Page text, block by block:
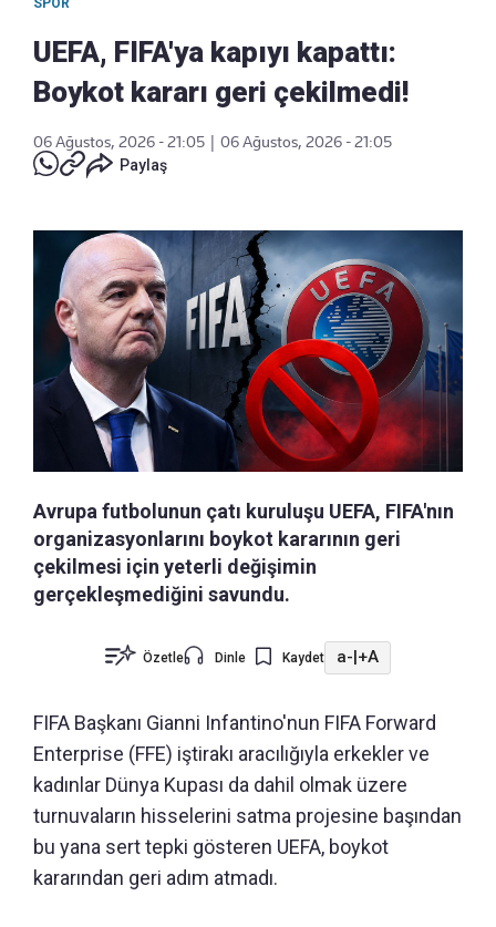
UEFA, FIFA'ya kapıyı kapattı:
Boykot kararı geri çekilmedi!
06 Ağustos, 2026 - 21:05
06 Ağustos, 2026 - 21:05
Paylaş
Avrupa futbolunun çatı kuruluşu UEFA, FIFA'nın
organizasyonlarını boykot kararının geri
çekilmesi için yeterli değişimin
gerçekleşmediğini savundu.
Özetle Dinle Kaydet a- +A
FIFA Başkanı Gianni Infantino'nun FIFA Forward
Enterprise (FFE) iştirakı aracılığıyla erkekler ve
kadınlar Dünya Kupası da dahil olmak üzere
turnuvaların hisselerini satma projesine başından
bu yana sert tepki gösteren UEFA, boykot
kararından geri adım atmadı.